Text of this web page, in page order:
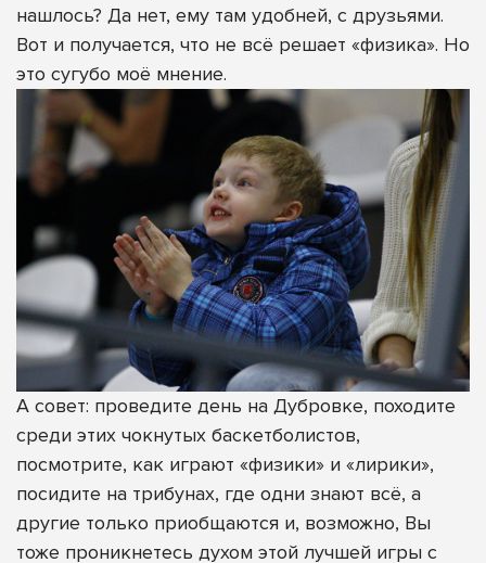
нашлось? Да нет, ему там удобней, с друзьями.
Вот и получается, что не всё решает «физика». Но
это сугубо моё мнение.
А совет: проведите день на Дубровке, походите
среди этих чокнутых баскетболистов,
посмотрите, как играют «физики» и «лирики»,
посидите на трибунах, где одни знают всё, а
другие только приобщаются и, возможно, Вы
тоже проникнетесь духом этой лучшей игры с